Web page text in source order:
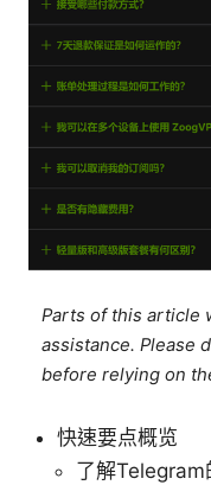
Parts of this article
assistance. Please
before relying on
快速要点概览
了解Telegram